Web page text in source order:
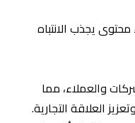
يجذب الانتباه
والعملاء، مما
العلاقة التجارية.